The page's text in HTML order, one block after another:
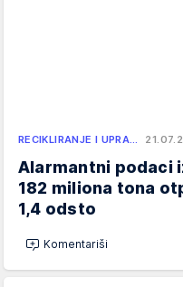
RECIKLIRANJE I UPRA…
Alarmantni podaci
182 miliona tona
1,4 odsto
Komentariši